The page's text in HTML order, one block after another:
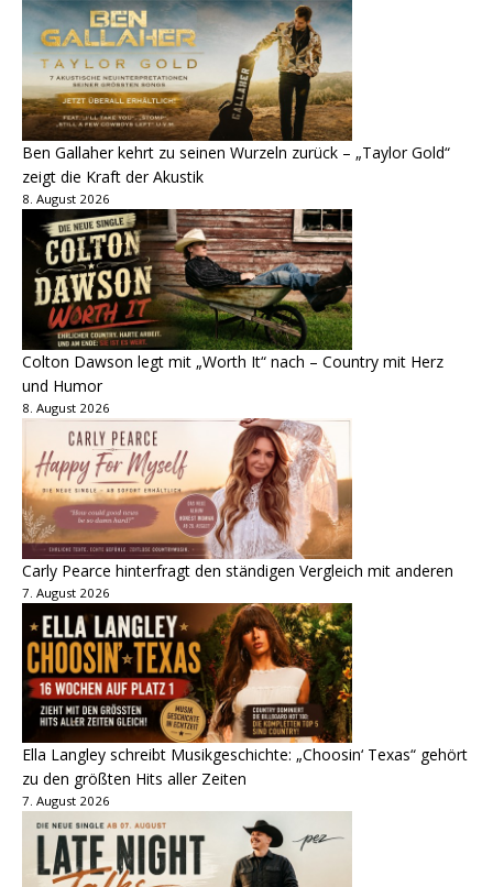
Ben Gallaher kehrt zu seinen Wurzeln zurück – „Taylor Gold“
zeigt die Kraft der Akustik
8. August 2026
Colton Dawson legt mit „Worth It“ nach – Country mit Herz
und Humor
8. August 2026
Carly Pearce hinterfragt den ständigen Vergleich mit anderen
7. August 2026
Ella Langley schreibt Musikgeschichte: „Choosin‘ Texas“ gehört
zu den größten Hits aller Zeiten
7. August 2026